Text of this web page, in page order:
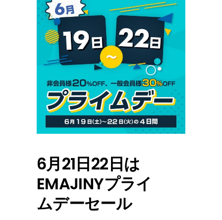
6月21日22日は
EMAJINYプライ
ムデーセール